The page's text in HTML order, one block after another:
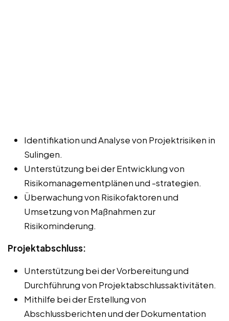
Identifikation und Analyse von Projektrisiken in
Sulingen.
Unterstützung bei der Entwicklung von
Risikomanagementplänen und -strategien.
Überwachung von Risikofaktoren und
Umsetzung von Maßnahmen zur
Risikominderung.
Projektabschluss:
Unterstützung bei der Vorbereitung und
Durchführung von Projektabschlussaktivitäten.
Mithilfe bei der Erstellung von
Abschlussberichten und der Dokumentation